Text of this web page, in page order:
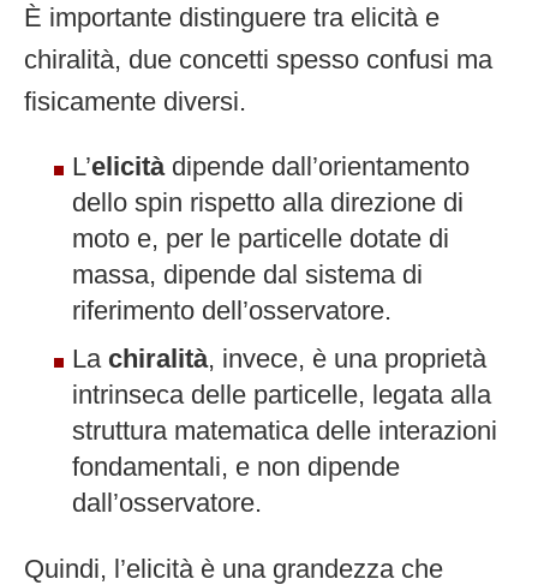
È importante distinguere tra elicità e
chiralità, due concetti spesso confusi ma
fisicamente diversi.
L’elicitàdipende dall’orientamento
dello spin rispetto alla direzione di
moto e, per le particelle dotate di
massa, dipende dal sistema di
riferimento dell’osservatore.
La chiralità, invece, è una proprietà
intrinseca delle particelle, legata alla
struttura matematica delle interazioni
fondamentali, e non dipende
dall’osservatore.
Quindi, l’elicità è una grandezza che